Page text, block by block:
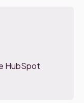
HubSpot